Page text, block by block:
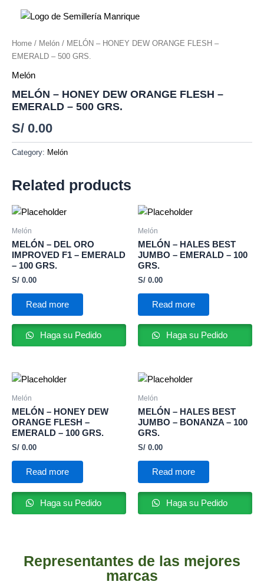
Home / Melón / MELÓN – HONEY DEW ORANGE FLESH –
EMERALD – 500 GRS.
Melón
MELÓN – HONEY DEW ORANGE FLESH –
EMERALD – 500 GRS.
S/ 0.00
Category: Melón
Related products
Melón
MELÓN – DEL ORO
IMPROVED F1 – EMERALD
– 100 GRS.
S/ 0.00
Read more
Haga su Pedido
Melón
MELÓN – HALES BEST
JUMBO – EMERALD – 100
GRS.
S/ 0.00
Read more
Haga su Pedido
Melón
MELÓN – HONEY DEW
ORANGE FLESH –
EMERALD – 100 GRS.
S/ 0.00
Read more
Haga su Pedido
Melón
MELÓN – HALES BEST
JUMBO – BONANZA – 100
GRS.
S/ 0.00
Read more
Haga su Pedido
Representantes de las mejores
marcas